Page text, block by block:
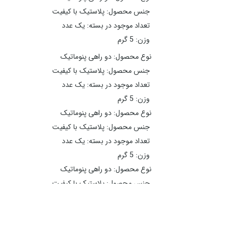
جنس محصول: پلاستیک با کیفیت
تعداد موجود در بسته: یک عدد
وزن: 5 گرم
نوع محصول: دو راهی پنوماتیک
جنس محصول: پلاستیک با کیفیت
تعداد موجود در بسته: یک عدد
وزن: 5 گرم
نوع محصول: دو راهی پنوماتیک
جنس محصول: پلاستیک با کیفیت
تعداد موجود در بسته: یک عدد
وزن: 5 گرم
نوع محصول: دو راهی پنوماتیک
جنس محصول: پلاستیک با کیفیت